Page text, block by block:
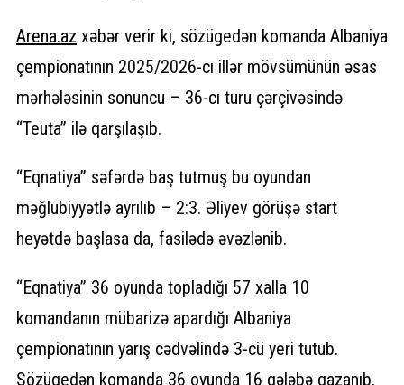
Arena.az xəbər verir ki, sözügedən komanda Albaniya
çempionatının 2025/2026-cı illər mövsümünün əsas
mərhələsinin sonuncu – 36-cı turu çərçivəsində
“Teuta” ilə qarşılaşıb.
“Eqnatiya” səfərdə baş tutmuş bu oyundan
məğlubiyyətlə ayrılıb – 2:3. Əliyev görüşə start
heyətdə başlasa da, fasilədə əvəzlənib.
“Eqnatiya” 36 oyunda topladığı 57 xalla 10
komandanın mübarizə apardığı Albaniya
çempionatının yarış cədvəlində 3-cü yeri tutub.
Sözügedən komanda 36 oyunda 16 qələbə qazanıb,